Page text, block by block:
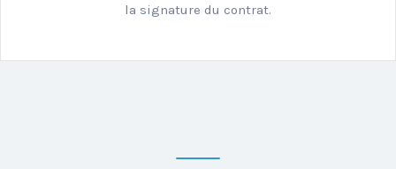
la signature du contrat.